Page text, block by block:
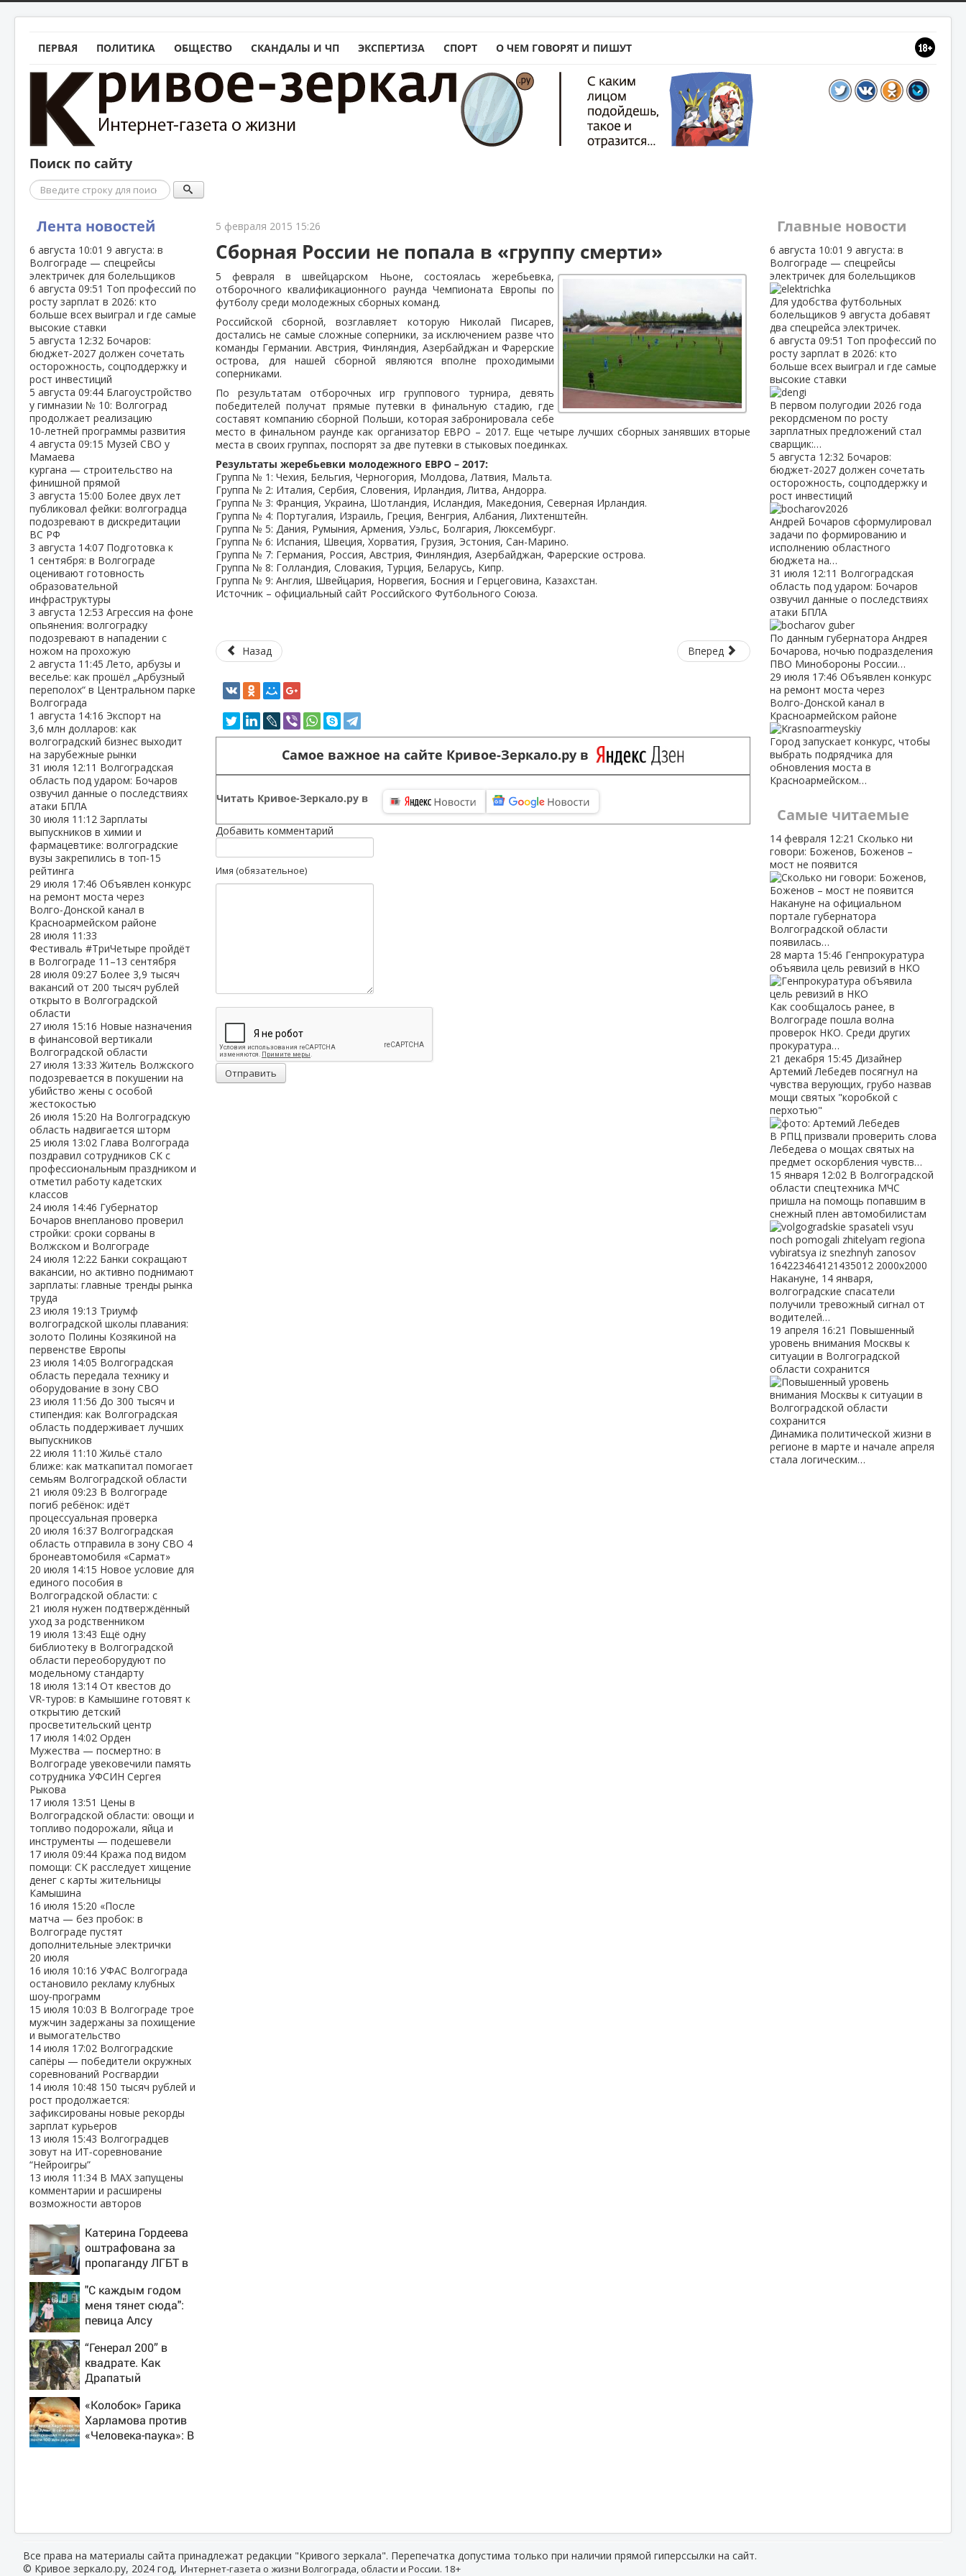
ПЕРВАЯ ПОЛИТИКА ОБЩЕСТВО СКАНДАЛЫ И ЧП ЭКСПЕРТИЗА СПОРТ О ЧЕМ ГОВОРЯТ И ПИШУТ
Поиск по сайту
Поиск
Лента новостей
6 августа 10:01 9 августа: в
Волгограде — спецрейсы
электричек для болельщиков
6 августа 09:51 Топ профессий по
росту зарплат в 2026: кто
больше всех выиграл и где самые
высокие ставки
5 августа 12:32 Бочаров:
бюджет‑2027 должен сочетать
осторожность, соцподдержку и
рост инвестиций
5 августа 09:44 Благоустройство
у гимназии № 10: Волгоград
продолжает реализацию
10‑летней программы развития
4 августа 09:15 Музей СВО у
Мамаева
кургана — строительство на
финишной прямой
3 августа 15:00 Более двух лет
публиковал фейки: волгоградца
подозревают в дискредитации
ВС РФ
3 августа 14:07 Подготовка к
1 сентября: в Волгограде
оценивают готовность
образовательной
инфраструктуры
3 августа 12:53 Агрессия на фоне
опьянения: волгоградку
подозревают в нападении с
ножом на прохожую
2 августа 11:45Лето, арбузы и
веселье: как прошёл „Арбузный
переполох“ в Центральном парке
Волгограда
1 августа 14:16 Экспорт на
3,6 млн долларов: как
волгоградский бизнес выходит
на зарубежные рынки
31 июля 12:11 Волгоградская
область под ударом: Бочаров
озвучил данные о последствиях
атаки БПЛА
30 июля 11:12 Зарплаты
выпускников в химии и
фармацевтике: волгоградские
вузы закрепились в топ‑15
рейтинга
29 июля 17:46 Объявлен конкурс
на ремонт моста через
Волго‑Донской канал в
Красноармейском районе
28 июля 11:33
Фестиваль #ТриЧетыре пройдёт
в Волгограде 11–13 сентября
28 июля 09:27 Более 3,9 тысяч
вакансий от 200 тысяч рублей
открыто в Волгоградской
области
27 июля 15:16 Новые назначения
в финансовой вертикали
Волгоградской области
27 июля 13:33Житель Волжского
подозревается в покушении на
убийство жены с особой
жестокостью
26 июля 15:20 На Волгоградскую
область надвигается шторм
25 июля 13:02 Глава Волгограда
поздравил сотрудников СК с
профессиональным праздником и
отметил работу кадетских
классов
24 июля 14:46 Губернатор
Бочаров внепланово проверил
стройки: сроки сорваны в
Волжском и Волгограде
24 июля 12:22 Банки сокращают
вакансии, но активно поднимают
зарплаты: главные тренды рынка
труда
23 июля 19:13 Триумф
волгоградской школы плавания:
золото Полины Козякиной на
первенстве Европы
23 июля 14:05 Волгоградская
область передала технику и
оборудование в зону СВО
23 июля 11:56 До 300 тысяч и
стипендия: как Волгоградская
область поддерживает лучших
выпускников
22 июля 11:10Жильё стало
ближе: как маткапитал помогает
семьям Волгоградской области
21 июля 09:23 В Волгограде
погиб ребёнок: идёт
процессуальная проверка
20 июля 16:37 Волгоградская
область отправила в зону СВО 4
бронеавтомобиля «Сармат»
20 июля 14:15 Новое условие для
единого пособия в
Волгоградской области: с
21 июля нужен подтверждённый
уход за родственником
19 июля 13:43 Ещё одну
библиотеку в Волгоградской
области переоборудуют по
модельному стандарту
18 июля 13:14 От квестов до
VR‑туров: в Камышине готовят к
открытию детский
просветительский центр
17 июля 14:02 Орден
Мужества — посмертно: в
Волгограде увековечили память
сотрудника УФСИН Сергея
Рыкова
17 июля 13:51 Цены в
Волгоградской области: овощи и
топливо подорожали, яйца и
инструменты — подешевели
17 июля 09:44 Кража под видом
помощи: СК расследует хищение
денег с карты жительницы
Камышина
16 июля 15:20 «После
матча — без пробок: в
Волгограде пустят
дополнительные электрички
20 июля
16 июля 10:16 УФАС Волгограда
остановило рекламу клубных
шоу‑программ
15 июля 10:03 В Волгограде трое
мужчин задержаны за похищение
и вымогательство
14 июля 17:02 Волгоградские
сапёры — победители окружных
соревнований Росгвардии
14 июля 10:48 150 тысяч рублей и
рост продолжается:
зафиксированы новые рекорды
зарплат курьеров
13 июля 15:43 Волгоградцев
зовут на ИТ‑соревнование
“Нейроигры”
13 июля 11:34 В МАХ запущены
комментарии и расширены
возможности авторов
Катерина Гордеева
оштрафована за
пропаганду ЛГБТ в
на Вести.ru
"С каждым годом
меня тянет сюда":
певица Алсу
татарскую деревню,
где прошло ее
детство 07/08/2026
“Генерал 200” в
квадрате. Как
Драпатый
Сырского
«Колобок» Гарика
Харламова против
«Человека-паука»: В
5 февраля 2015 15:26
Сборная России не попала в «группу смерти»
5 февраля в швейцарском Ньоне, состоялась жеребьевка,
отборочного квалификационного раунда Чемпионата Европы по
футболу среди молодежных сборных команд.
Российской сборной, возглавляет которую Николай Писарев,
достались не самые сложные соперники, за исключением разве что
команды Германии. Австрия, Финляндия, Азербайджан и Фарерские
острова, для нашей сборной являются вполне проходимыми
соперниками.
По результатам отборочных игр группового турнира, девять
победителей получат прямые путевки в финальную стадию, где
составят компанию сборной Польши, которая забронировала себе
место в финальном раунде как организатор ЕВРО – 2017. Еще четыре лучших сборных занявших вторые
места в своих группах, поспорят за две путевки в стыковых поединках.
Результаты жеребьевки молодежного ЕВРО – 2017:
Группа № 1: Чехия, Бельгия, Черногория, Молдова, Латвия, Мальта.
Группа № 2: Италия, Сербия, Словения, Ирландия, Литва, Андорра.
Группа № 3: Франция, Украина, Шотландия, Исландия, Македония, Северная Ирландия.
Группа № 4: Португалия, Израиль, Греция, Венгрия, Албания, Лихтенштейн.
Группа № 5: Дания, Румыния, Армения, Уэльс, Болгария, Люксембург.
Группа № 6: Испания, Швеция, Хорватия, Грузия, Эстония, Сан-Марино.
Группа № 7: Германия, Россия, Австрия, Финляндия, Азербайджан, Фарерские острова.
Группа № 8: Голландия, Словакия, Турция, Беларусь, Кипр.
Группа № 9: Англия, Швейцария, Норвегия, Босния и Герцеговина, Казахстан.
Источник – официальный сайт Российского Футбольного Союза.
Назад Вперед
Самое важное на сайте Кривое-Зеркало.ру в
Читать Кривое-Зеркало.ру в
Добавить комментарий
Имя (обязательное)
Отправить
Главные новости
6 августа 10:01 9 августа: в
Волгограде — спецрейсы
электричек для болельщиков
Для удобства футбольных
болельщиков 9 августа добавят
два спецрейса электричек.
6 августа 09:51 Топ профессий по
росту зарплат в 2026: кто
больше всех выиграл и где самые
высокие ставки
В первом полугодии 2026 года
рекордсменом по росту
зарплатных предложений стал
сварщик:…
5 августа 12:32 Бочаров:
бюджет‑2027 должен сочетать
осторожность, соцподдержку и
рост инвестиций
Андрей Бочаров сформулировал
задачи по формированию и
исполнению областного
бюджета на…
31 июля 12:11 Волгоградская
область под ударом: Бочаров
озвучил данные о последствиях
атаки БПЛА
По данным губернатора Андрея
Бочарова, ночью подразделения
ПВО Минобороны России…
29 июля 17:46 Объявлен конкурс
на ремонт моста через
Волго‑Донской канал в
Красноармейском районе
Город запускает конкурс, чтобы
выбрать подрядчика для
обновления моста в
Красноармейском…
Самые читаемые
14 февраля 12:21 Сколько ни
говори: Боженов, Боженов –
мост не появится
Накануне на официальном
портале губернатора
Волгоградской области
появилась…
28 марта 15:46 Генпрокуратура
объявила цель ревизий в НКО
Как сообщалось ранее, в
Волгограде пошла волна
проверок НКО. Среди других
прокуратура…
21 декабря 15:45 Дизайнер
Артемий Лебедев посягнул на
чувства верующих, грубо назвав
мощи святых "коробкой с
перхотью"
В РПЦ призвали проверить слова
Лебедева о мощах святых на
предмет оскорбления чувств…
15 января 12:02 В Волгоградской
области спецтехника МЧС
пришла на помощь попавшим в
снежный плен автомобилистам
Накануне, 14 января,
волгоградские спасатели
получили тревожный сигнал от
водителей…
19 апреля 16:21 Повышенный
уровень внимания Москвы к
ситуации в Волгоградской
области сохранится
Динамика политической жизни в
регионе в марте и начале апреля
стала логическим…
Все права на материалы сайта принадлежат редакции "Кривого зеркала". Перепечатка допустима только при наличии прямой гиперссылки на сайт.
© Кривое зеркало.ру, 2024 год, Интернет-газета о жизни Волгограда, области и России. 18+